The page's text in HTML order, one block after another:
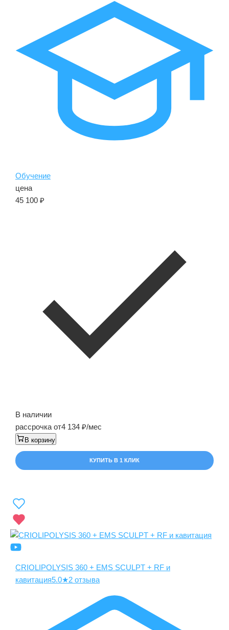
Обучение
цена
45 100
В наличии
рассрочка от4 134 /мес
В корзину
КУПИТЬ В 1 КЛИК
CRIOLIPOLYSIS 360 + EMS SCULPT + RF и
кавитация5.0★2 отзыва